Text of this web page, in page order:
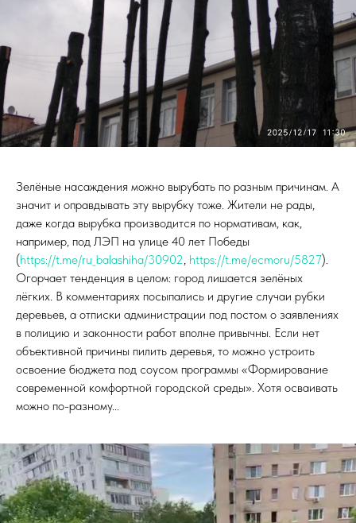
Зелёные насаждения можно вырубать по разным причинам. А
значит и оправдывать эту вырубку тоже. Жители не рады,
даже когда вырубка производится по нормативам, как,
например, под ЛЭП на улице 40 лет Победы
(https://t.me/ru_balashiha/30902, https://t.me/ecmoru/5827).
Огорчает тенденция в целом: город лишается зелёных
лёгких. В комментариях посыпались и другие случаи рубки
деревьев, а отписки администрации под постом о заявлениях
в полицию и законности работ вполне привычны. Если нет
объективной причины пилить деревья, то можно устроить
освоение бюджета под соусом программы «Формирование
современной комфортной городской среды». Хотя осваивать
можно по-разному...